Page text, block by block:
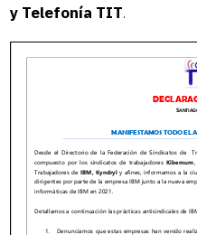
y Telefonía TIT.